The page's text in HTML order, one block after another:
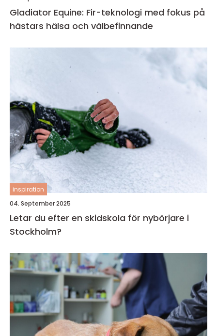
Gladiator Equine: Fir-teknologi med fokus på
hästars hälsa och välbefinnande
inspiration
04. September 2025
Letar du efter en skidskola för nybörjare i
Stockholm?